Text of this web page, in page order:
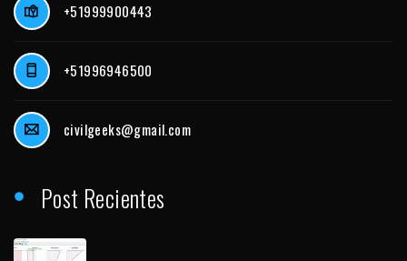
+51999900443
+51996946500
civilgeeks@gmail.com
Post Recientes